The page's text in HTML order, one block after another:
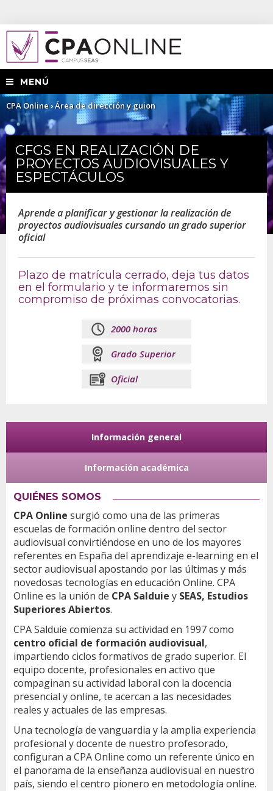
MENÚ
Usted
está
aquí
CPA Online›Área de dirección y guion
CFGS EN REALIZACIÓN DE
PROYECTOS AUDIOVISUALES Y
ESPECTÁCULOS
Aprende a planificar y gestionar la realización de
proyectos audiovisuales cursando un grado superior
oficial
Plazo de matrícula cerrado, deja tus datos
en el formulario y te informaremos sin
compromiso de próximas convocatorias.
2000 horas
Grado Superior
Oficial
n
m
c
ó
n
d
e
u
o
Información general
o
a
a
t
i
v
a
)
Información académica
QUIÉNES SOMOS
CPA Online surgió como una de las primeras
escuelas de formación online dentro del sector
audiovisual convirtiéndose en uno de los mayores
referentes en España del aprendizaje e-learning en el
sector audiovisual apostando por las últimas y más
novedosas tecnologías en educación Online. CPA
Online es la unión de CPA Salduie y SEAS, Estudios
Superiores Abiertos.
CPA Salduie comienza su actividad en 1997 como
centro oficial de formación audiovisual,
impartiendo ciclos formativos de grado superior. El
equipo docente, profesionales en activo que
compaginan su actividad laboral con la docencia
presencial y online, te acercan a las necesidades
reales y actuales de las empresas.
Una tecnología de vanguardia y la amplia experiencia
profesional y docente de nuestro profesorado,
configuran a CPA Online como un referente único en
el panorama de la enseñanza audiovisual en nuestro
país, siendo el centro pionero en metodología online.